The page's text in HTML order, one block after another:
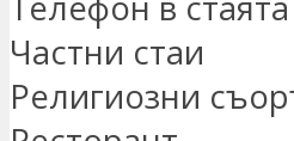
Частни стаи
Религиозни